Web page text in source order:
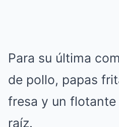
Para su última
de pollo, papas
fresa y un
raíz.